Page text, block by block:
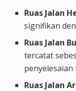
Ruas Jalan
signifikan
Ruas Jalan
tercatat
penyelesaian
Ruas Jalan